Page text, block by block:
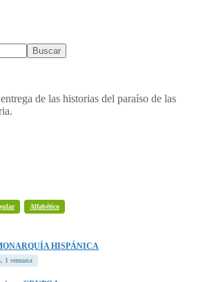
de las historias del paraíso de las
Alfabético
HISPÁNICA
1 semana